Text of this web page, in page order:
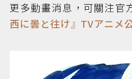
更多動畫消息，可關注官
西に曇と往け』TVアニメ